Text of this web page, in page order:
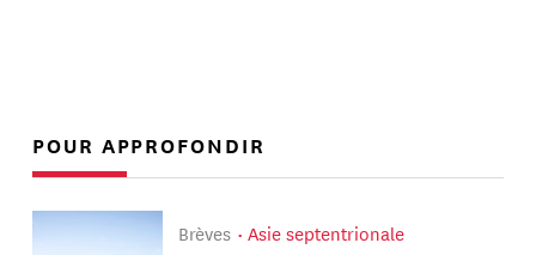
POUR APPROFONDIR
Brèves Asie septentrionale